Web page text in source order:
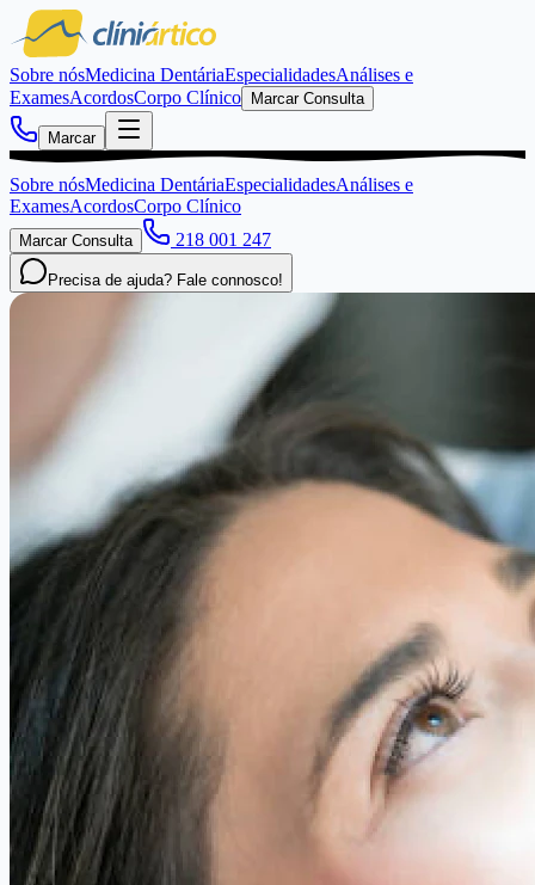
Sobre nósMedicina DentáriaEspecialidadesAnálises e
ExamesAcordosCorpo Clínico Marcar Consulta
Marcar
Sobre nósMedicina DentáriaEspecialidadesAnálises e
ExamesAcordosCorpo Clínico
Marcar Consulta 218 001 247
Precisa de ajuda? Fale connosco!